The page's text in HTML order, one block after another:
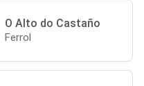
O Alto do Castaño
Ferrol